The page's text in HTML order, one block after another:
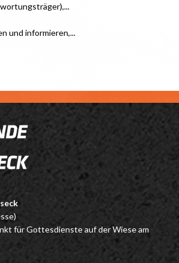
und informieren,...
für Gottesdienste auf der Wiese am